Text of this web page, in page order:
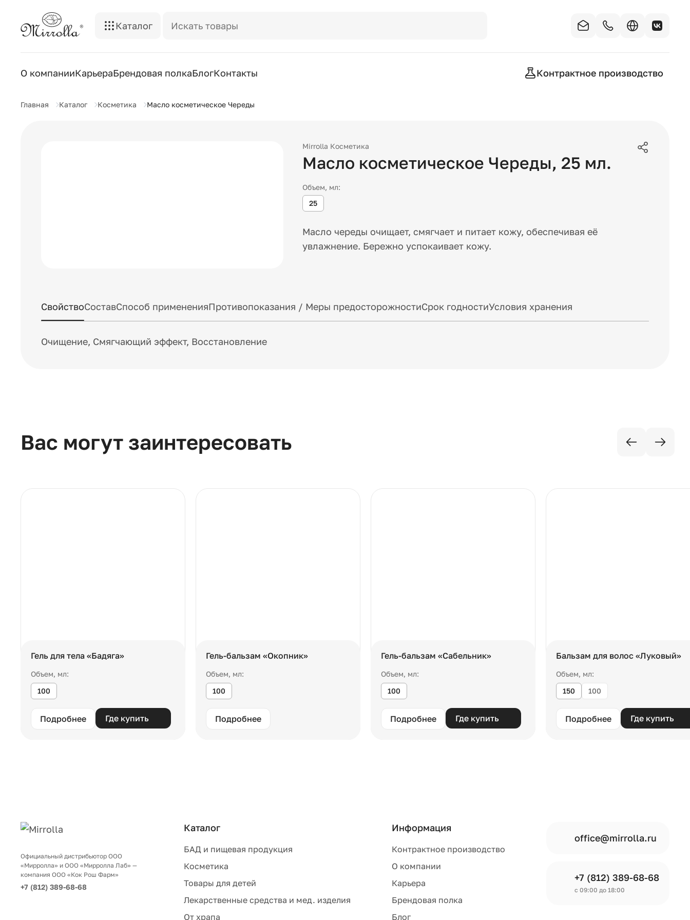
Каталог
О компанииКарьераБрендовая полкаБлогКонтакты Контрактное производство
Главная Каталог Косметика Масло косметическое Череды
Mirrolla Косметика
Масло косметическое Череды, 25 мл.
Объем, мл:
25
Масло череды очищает, смягчает и питает кожу, обеспечивая её
увлажнение. Бережно успокаивает кожу.
СвойствоСоставСпособ примененияПротивопоказания / Меры предосторожностиСрок годностиУсловия хранения
Очищение, Смягчающий эффект, Восстановление
Вас могут заинтересовать
Гель для тела «Бадяга»
Объем, мл:
100
Подробнее Где купить
Гель-бальзам «Окопник»
Объем, мл:
100
Подробнее
Гель-бальзам «Сабельник»
Объем, мл:
100
Подробнее Где купить
Бальзам для волос «Луковый»
Объем, мл:
150
100
Подробнее Где купить
Официальный дистрибьютор ООО
«Мирролла» и ООО «Мирролла Лаб» —
компания ООО «Кок Рош Фарм»
+7 (812) 389-68-68
Каталог
БАД и пищевая продукция
Косметика
Товары для детей
Лекарственные средства и мед. изделия
От храпа
Информация
Контрактное производство
О компании
Карьера
Брендовая полка
Блог
office@mirrolla.ru
+7 (812) 389-68-68
с 09:00 до 18:00